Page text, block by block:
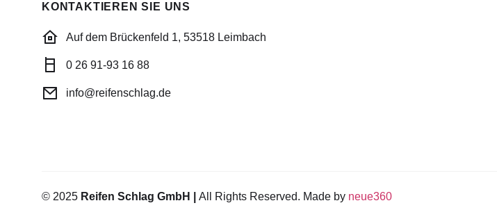
KONTAKTIEREN SIE UNS
Auf dem Brückenfeld 1, 53518 Leimbach
0 26 91-93 16 88
info@reifenschlag.de
© 2025 Reifen Schlag GmbH | All Rights Reserved. Made by neue360